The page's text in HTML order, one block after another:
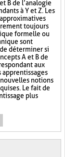
B de l’analogie
à Y et Z. Les
toujours
formelle ou
sont
déterminer si
A et B de
aux
notions
Le fait de
plus